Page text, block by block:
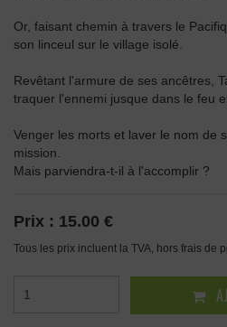
Or, faisant chemin à travers le
son linceul sur le village isolé.
Revêtant l'armure de ses ancêtres,
traquer l'ennemi jusque dans le feu
Venger les morts et laver le nom de
mission.
Mais parviendra-t-il à l'accomplir ?
Prix : 15.00 €
Tous les prix incluent la TVA, hors frais de